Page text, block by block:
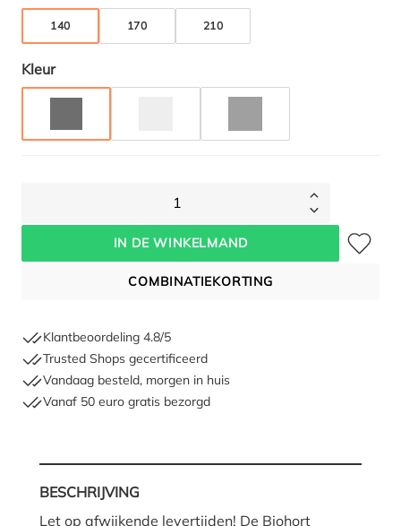
140 170 210
Selecteer
Kleur
1
IN DE WINKELMAND
COMBINATIEKORTING
Klantbeoordeling 4.8/5
Trusted Shops gecertificeerd
Vandaag besteld, morgen in huis
Vanaf 50 euro gratis bezorgd
BESCHRIJVING
Let op afwijkende levertijden! De Biohort